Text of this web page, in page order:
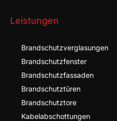
Leistungen
Brandschutz­verglasungen
Brandschutz­fenster
Brandschutz­fassaden
Brandschutz­türen
Brandschutz­tore
Kabel­abschottungen